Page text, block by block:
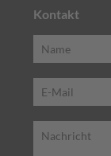
Kontakt